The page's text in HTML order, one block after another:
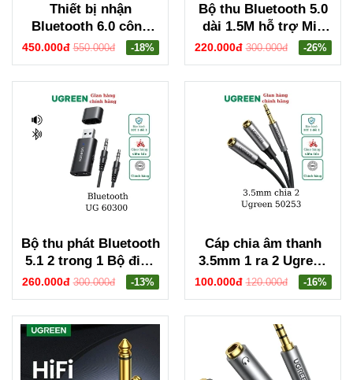
Thiết bị nhận
Bluetooth 6.0 công
suất Bluetooth hỗ trợ
Hi-Res LDAC đầu ra
3.5mm Ugreen 55546
450.000đ 550.000đ -18%
Bộ thu Bluetooth 5.0
dài 1.5M hỗ trợ Mic
cổng 3.5mm Ugreen
70601
220.000đ 300.000đ -26%
Bộ thu phát Bluetooth
5.1 2 trong 1 Bộ điều
hợp Bluetooth không
dây Ugreen 60300
260.000đ 300.000đ -13%
Cáp chia âm thanh
3.5mm 1 ra 2 Ugreen
50253
100.000đ 120.000đ -16%